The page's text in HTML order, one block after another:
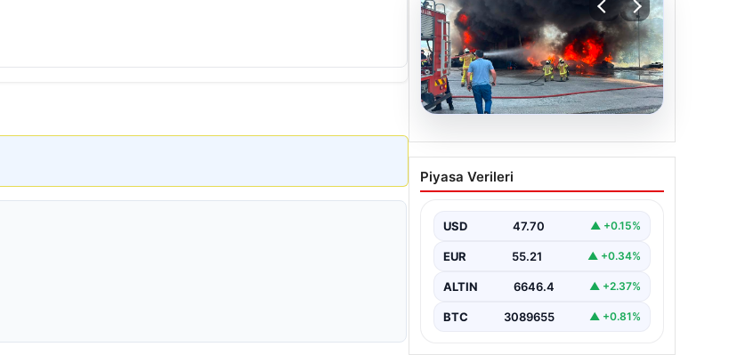
Dumanlar ilçeyi kapladı:
Bursa’da tamirhanede
Piyasa Verileri
USD 47.70 ▲ +0.15%
EUR 55.21 ▲ +0.34%
ALTIN 6646.4 ▲ +2.37%
BTC 3089655 ▲ +0.81%